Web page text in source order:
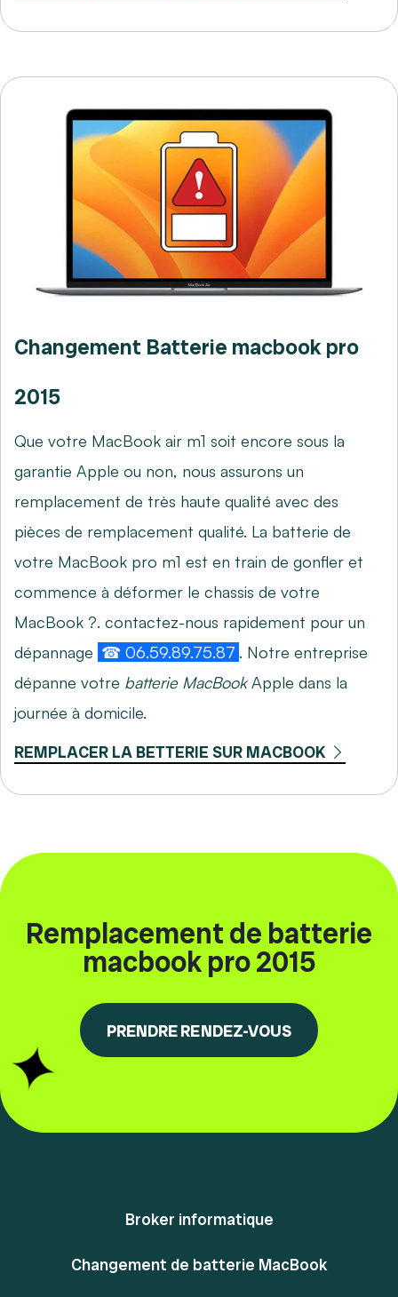
Changement Batterie macbook pro
2015
Que votre MacBook air m1 soit encore sous la
garantie Apple ou non, nous assurons un
remplacement de très haute qualité avec des
pièces de remplacement qualité. La batterie de
votre MacBook pro m1 est en train de gonfler et
commence à déformer le chassis de votre
MacBook ?. contactez-nous rapidement pour un
dépannage ☎ 06.59.89.75.87 . Notre entreprise
dépanne votre batterie MacBookApple dans la
journée à domicile.
REMPLACER LA BETTERIE SUR MACBOOK
Remplacement de batterie
macbook pro 2015
PRENDRE RENDEZ-VOUS
Broker informatique
Changement de batterie MacBook